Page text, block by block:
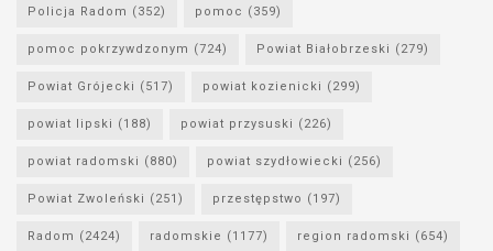
Policja Radom (352) pomoc (359)
pomoc pokrzywdzonym (724) Powiat Białobrzeski (279)
Powiat Grójecki (517) powiat kozienicki (299)
powiat lipski (188) powiat przysuski (226)
powiat radomski (880) powiat szydłowiecki (256)
Powiat Zwoleński (251) przestępstwo (197)
Radom (2424) radomskie (1177) region radomski (654)